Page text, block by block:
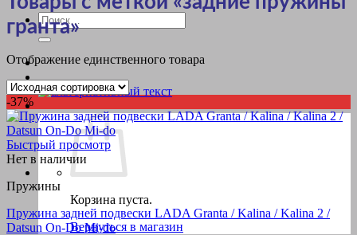
Искать:
Корзина пуста.
Вернуться в магазин
гранта»
Отображение единственного товара
-37%
Быстрый просмотр
Нет в наличии
Пружины
Пружина задней подвески LADA Granta / Kalina / Kalina 2 /
Datsun On-Do Mi-do